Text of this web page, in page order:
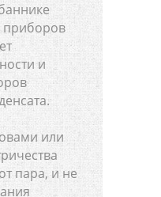
приборов
и
или
пара, и не